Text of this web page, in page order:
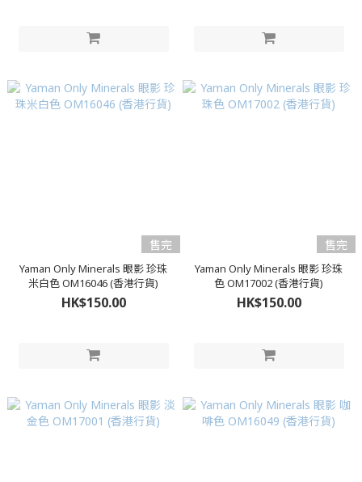
售完
Yaman Only Minerals 眼影 珍珠
米白色 OM16046 (香港行貨)
HK$150.00
售完
Yaman Only Minerals 眼影 珍珠
色 OM17002 (香港行貨)
HK$150.00